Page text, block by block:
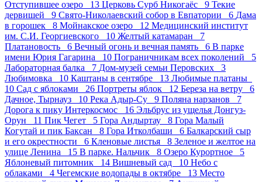
Отступившее озеро 13 Церковь Сурб Никогаёс 9 Текие
дервишей 9 Свято-Николаевский собор в Евпатории 6 Дама
в горошек 8 Мойнакское озеро 12 Медицинский институт
им. С.И. Георгиевского 10 Желтый катамаран 7
Платановость 6 Вечный огонь и вечная память 6 В парке
имени Юрия Гагарина 10 Пограничникам всех поколений 5
Лабораторная балка 7 Дом-музей семьи Перовских 3
Любимовка 10 Каштаны в сентябре 13 Любимые платаны
10 Сад с яблоками 26 Портреты яблок 12 Береза на ветру 6
Дачное, Тырнауз 10 Река Адыр-Су 9 Поляна нарзанов 7
Дорога к пику Интеркосмос 16 Эльбрус из ущелья Донгуз-
Орун 11 Пик Чегет 5 Гора Андыртау 8 Гора Малый
Когутай и пик Баксан 8 Гора Итколбаши 6 Балкарский сыр
и его окрестности 6 Кленовые листья 8 Зеленое и желтое на
улице Ленина 15 В парке. Нальчик 8 Озеро Курортное 5
Яблоневый питомник 14 Вишневый сад 10 Небо с
облаками 4 Чегемские водопады в октябре 13 Место